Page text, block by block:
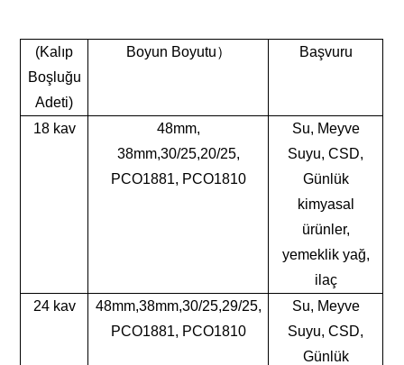
(Kalıp
Boşluğu
Adeti)
Boyun Boyutu） Başvuru
18 kav
48mm,
38mm,30/25,20/25,
PCO1881, PCO1810
Su, Meyve
Suyu, CSD,
Günlük
kimyasal
ürünler,
yemeklik yağ,
ilaç
24 kav
48mm,38mm,30/25,29/25,
PCO1881, PCO1810
Su, Meyve
Suyu, CSD,
Günlük